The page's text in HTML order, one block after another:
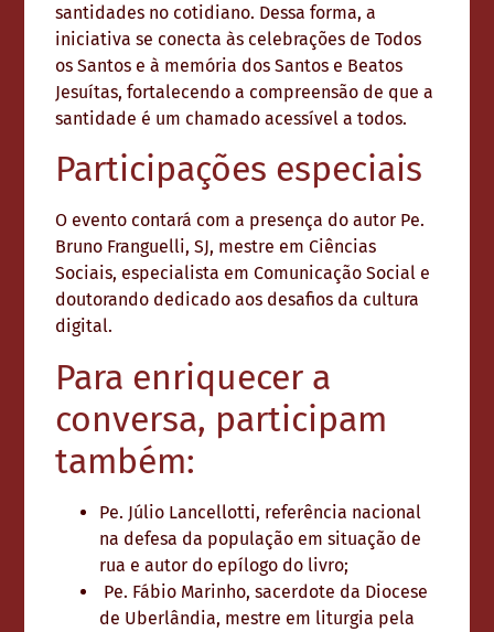
santidades no cotidiano. Dessa forma, a
iniciativa se conecta às celebrações de Todos
os Santos e à memória dos Santos e Beatos
Jesuítas, fortalecendo a compreensão de que a
santidade é um chamado acessível a todos.
Participações especiais
O evento contará com a presença do autor Pe.
Bruno Franguelli, SJ, mestre em Ciências
Sociais, especialista em Comunicação Social e
doutorando dedicado aos desafios da cultura
digital.
Para enriquecer a
conversa, participam
também:
Pe. Júlio Lancellotti, referência nacional
na defesa da população em situação de
rua e autor do epílogo do livro;
Pe. Fábio Marinho, sacerdote da Diocese
de Uberlândia, mestre em liturgia pela